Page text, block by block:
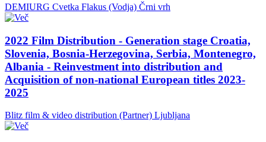
DEMIURG Cvetka Flakus (Vodja) Črni vrh
2022 Film Distribution - Generation stage Croatia,
Slovenia, Bosnia-Herzegovina, Serbia, Montenegro,
Albania - Reinvestment into distribution and
Acquisition of non-national European titles 2023-
2025
Blitz film & video distribution (Partner) Ljubljana